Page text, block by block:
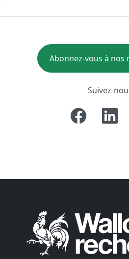
Abonnez-vous à nos
Suivez-